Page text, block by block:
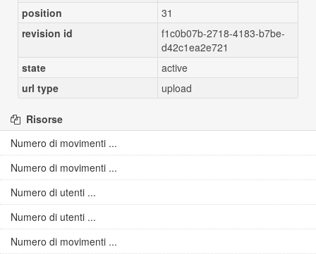
position
31
revision id
f1c0b07b-2718-4183-b7be-
d42c1ea2e721
state
active
url type
upload
Risorse
Numero di movimenti ...
Numero di movimenti ...
Numero di utenti ...
Numero di utenti ...
Numero di movimenti ...